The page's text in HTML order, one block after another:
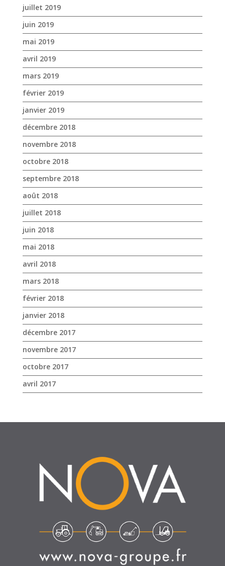
juillet 2019
juin 2019
mai 2019
avril 2019
mars 2019
février 2019
janvier 2019
décembre 2018
novembre 2018
octobre 2018
septembre 2018
août 2018
juillet 2018
juin 2018
mai 2018
avril 2018
mars 2018
février 2018
janvier 2018
décembre 2017
novembre 2017
octobre 2017
avril 2017